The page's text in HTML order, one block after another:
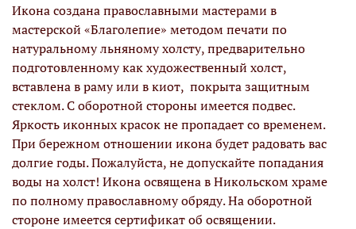
Икона создана православными мастерами в
мастерской «Благолепие» методом печати по
натуральному льняному холсту, предварительно
подготовленному как художественный холст,
вставлена в раму или в киот, покрыта защитным
стеклом. С оборотной стороны имеется подвес.
Яркость иконных красок не пропадает со временем.
При бережном отношении икона будет радовать вас
долгие годы. Пожалуйста, не допускайте попадания
воды на холст! Икона освящена в Никольском храме
по полному православному обряду. На оборотной
стороне имеется сертификат об освящении.